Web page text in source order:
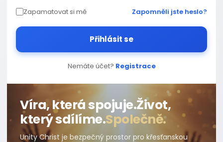
Zapamatovat si mě Zapomněli jste heslo?
Přihlásit se
Nemáte účet? Registrace
Víra, která spojuje.Život,
který sdílíme.Společně.
Unity Christ je bezpečný prostor pro křesťanskou